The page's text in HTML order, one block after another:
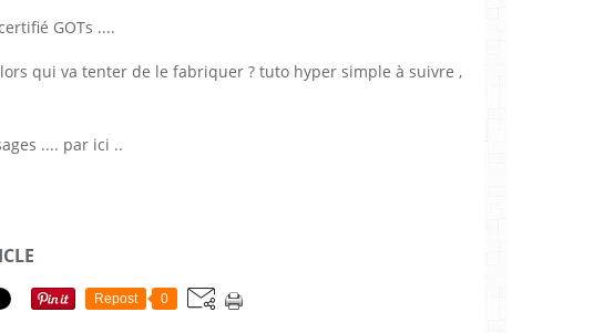
GOTs ....
qui va tenter de le fabriquer ? tuto hyper simple à suivre ,
.... par ici ..
Repost 0